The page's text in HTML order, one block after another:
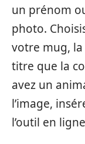
un prénom
photo.
votre mug,
titre que la
avez un
l’image,
l’outil en